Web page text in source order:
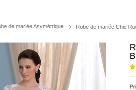
de mariée Asymétrique Robe de mariée Chic